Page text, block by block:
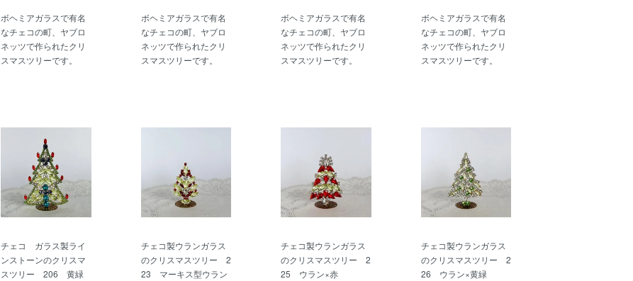
ボヘミアガラスで有名
なチェコの町、ヤブロ
ネッツで作られたクリ
スマスツリーです。
ボヘミアガラスで有名
なチェコの町、ヤブロ
ネッツで作られたクリ
スマスツリーです。
ボヘミアガラスで有名
なチェコの町、ヤブロ
ネッツで作られたクリ
スマスツリーです。
ボヘミアガラスで有名
なチェコの町、ヤブロ
ネッツで作られたクリ
スマスツリーです。
チェコ ガラス製ライ
ンストーンのクリスマ
スツリー 206 黄緑
チェコ製ウランガラス
のクリスマスツリー 2
23 マーキス型ウラン
チェコ製ウランガラス
のクリスマスツリー 2
25 ウラン×赤
チェコ製ウランガラス
のクリスマスツリー 2
26 ウラン×黄緑